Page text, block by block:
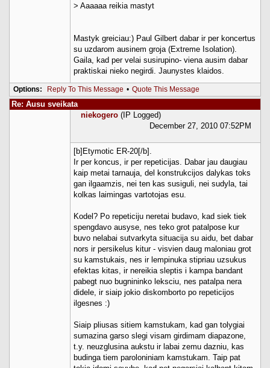
> Aaaaaa reikia mastyt
Mastyk greiciau:) Paul Gilbert dabar ir per koncertus
su uzdarom ausinem groja (Extreme Isolation).
Gaila, kad per velai susirupino- viena ausim dabar
praktiskai nieko negirdi. Jaunystes klaidos.
Options: Reply To This Message • Quote This Message
Re: Ausu sveikata
niekogero (IP Logged)
December 27, 2010 07:52PM
[b]Etymotic ER-20[/b].
Ir per koncus, ir per repeticijas. Dabar jau daugiau
kaip metai tarnauja, del konstrukcijos dalykas toks
gan ilgaamzis, nei ten kas susiguli, nei sudyla, tai
kolkas laimingas vartotojas esu.
Kodel? Po repeticiju neretai budavo, kad siek tiek
spengdavo ausyse, nes teko grot patalpose kur
buvo nelabai sutvarkyta situacija su aidu, bet dabar
nors ir persikelus kitur - visvien daug maloniau grot
su kamstukais, nes ir lempinuka stipriau uzsukus
efektas kitas, ir nereikia sleptis i kampa bandant
pabegt nuo bugnininko leksciu, nes patalpa nera
didele, ir siaip jokio diskomborto po repeticijos
ilgesnes :)
Siaip pliusas sitiem kamstukam, kad gan tolygiai
sumazina garso slegi visam girdimam diapazone,
t.y. neuzglusina aukstu ir labai zemu dazniu, kas
budinga tiem paroloniniam kamstukam. Taip pat